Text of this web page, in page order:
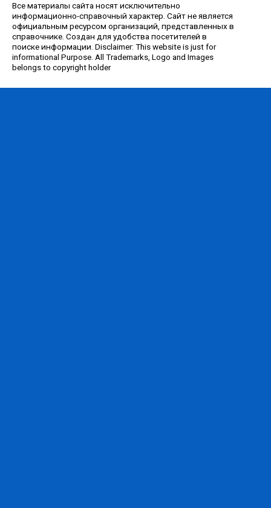
Все материалы сайта носят исключительно
информационно-справочный характер. Сайт не является
официальным ресурсом организаций, представленных в
справочнике. Создан для удобства посетителей в
поиске информации. Disclaimer: This website is just for
informational Purpose. All Trademarks, Logo and Images
belongs to copyright holder